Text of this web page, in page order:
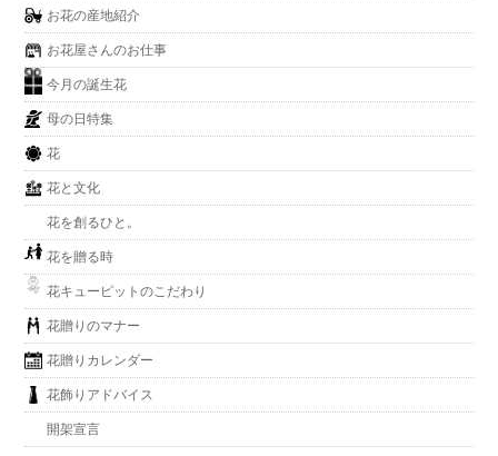
お花の産地紹介
お花屋さんのお仕事
今月の誕生花
母の日特集
花
花と文化
花を創るひと。
花を贈る時
花キューピットのこだわり
花贈りのマナー
花贈りカレンダー
花飾りアドバイス
開架宣言